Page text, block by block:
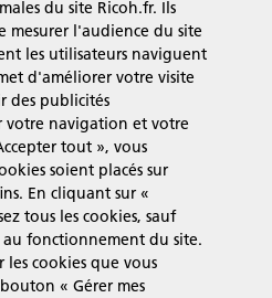
du site Ricoh.fr. Ils
mesurer l'audience du site
les utilisateurs naviguent
d'améliorer votre visite
des publicités
votre navigation et votre
tout », vous
soient placés sur
En cliquant sur «
tous les cookies, sauf
au fonctionnement du site.
les cookies que vous
« Gérer mes